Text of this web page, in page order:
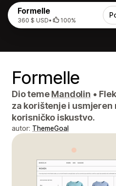
Formelle
360 $ USD• 100%
Formelle
Dio temeMandolin •
za korištenje i usmjeren
korisničko iskustvo.
autor: ThemeGoal